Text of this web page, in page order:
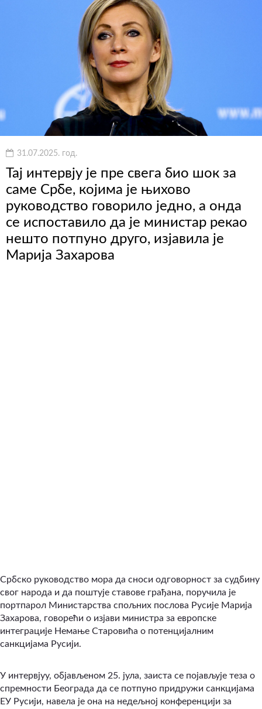
31.07.2025. год.
Тај интервју је пре свега био шок за
саме Србе, којима је њихово
руководство говорило једно, а онда
се испоставило да је министар рекао
нешто потпуно друго, изјавила је
Марија Захарова
Србско руководство мора да сноси одговорност за судбину
свог народа и да поштује ставове грађана, поручила је
портпарол Министарства спољних послова Русије Марија
Захарова, говорећи о изјави министра за европске
интеграције Немање Старовића о потенцијалним
санкцијама Русији.
У интервјуу, објављеном 25. јула, заиста се појављује теза о
спремности Београда да се потпуно придружи санкцијама
ЕУ Русији, навела је она на недељној конференцији за